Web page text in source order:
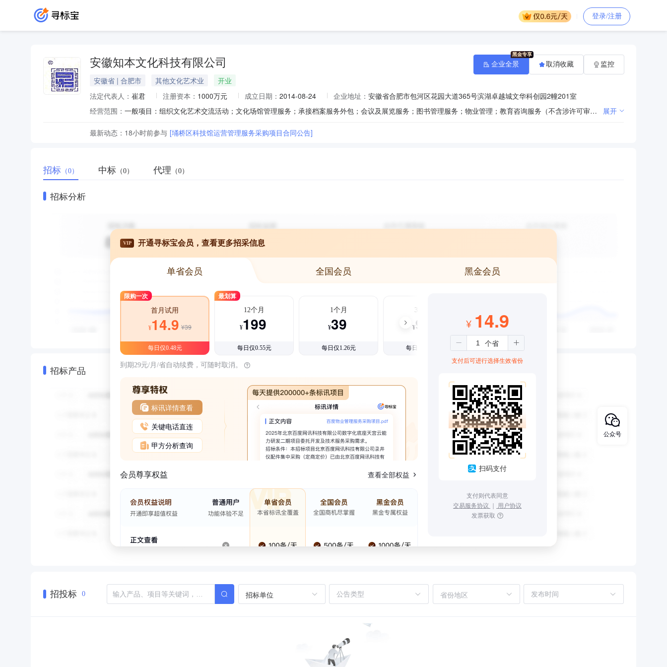
登录/注册
安徽知本文化科技有限公司
安徽省 | 合肥市 其他文化艺术业
开业
法定代表人： 崔君 注册资本： 1000万元 成立日期： 2014-08-24 企业地址： 安徽省合肥市包河区花园大道365号滨湖卓越城文华科创园2幢201室
经营范围：
一般项目：组织文化艺术交流活动；文化场馆管理服务；承接档案服务外包；会议及展览服务；图书管理服务；物业管理；教育咨询服务（不含涉许可审批的教育培训活动）；旅游开发项目策划咨询；数字文化创意内容应用服务；专业设计服务；平面设计；广告设计、代理；广告制作；图文设计制作；规划设计管理；数字内容制作服务（不含出版发行）；信息咨询服务（不含许可类信息咨询服务）；摄像及视频制作服务；组织体育表演活动；技术服务、技术开发、技术咨询、技术交流、技术转让、技术推广；品牌管理；餐饮管理；健康咨询服务（不含诊疗服务）；护理机构服务（不含医疗服务）；智能家庭消费设备销售；新材料技术推广服务；信息安全设备销售；数字视频监控系统销售；人工智能应用软件开发；人工智能通用应用系统；人工智能公共数据平台；人工智能行业应用系统集成服务；信息系统集成服务；软件开发；建筑材料销售；塑料制品销售；家具销售；工程管理服务（除许可业务外，可自主依法经营法律法规非禁止或限制的项目）许可项目：餐饮服务；出版物批发；出版物零售（依法须经批准的项目，经相关部门批准后方可开展经营活动，具体经营项目以相关部门批准文件或许可证件为准） 展开
最新动态： 18小时前参与 [埇桥区科技馆运营管理服务采购项目合同公告]
企业全景 取消收藏 监控
招标 （0） 中标 （0） 代理 （0）
招标分析
招标产品
VIP 开通寻标宝会员，查看更多招采信息
单省会员 全国会员 黑金会员
限购一次
首月试用
¥14.9 ¥39
每日仅0.48元
最划算
12个月
¥199
每日仅0.55元
1个月
¥39
每日仅1.26元
3个月
¥99
每日仅1.08元
到期29元/月/省自动续费，可随时取消。
标讯详情查看
关键电话直连
甲方分析查询
会员尊享权益 查看全部权益
¥ 14.9
支付后可进行选择生效省份
扫码支付
支付则代表同意
交易服务协议 ｜ 用户协议
发票获取
招投标 0 招标单位 省份地区
公众号